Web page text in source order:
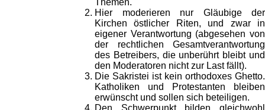
Themen.
Hier moderieren nur Gläubige der
Kirchen östlicher Riten, und zwar in
eigener Verantwortung (abgesehen von
der rechtlichen Gesamtverantwortung
des Betreibers, die unberührt bleibt und
den Moderatoren nicht zur Last fällt).
Die Sakristei ist kein orthodoxes Ghetto.
Katholiken und Protestanten bleiben
erwünscht und sollen sich beteiligen.